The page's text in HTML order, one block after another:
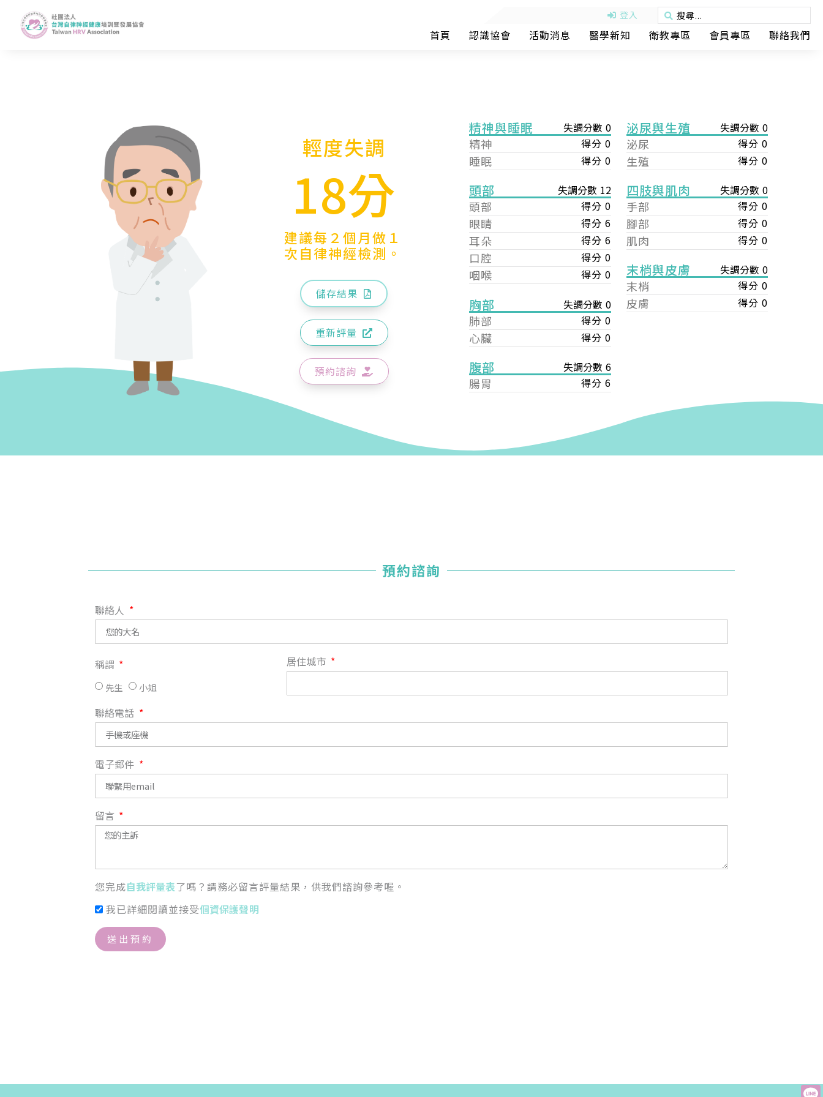
登入
首頁 認識協會 活動消息 醫學新知 衛教專區 會員專區 聯絡我們
輕度失調
18分
建議每２個月做１
次自律神經檢測。
儲存結果
重新評量
預約諮詢
精神與睡眠 失調分數 0
精神 得分 0
睡眠 得分 0
頭部 失調分數 12
頭部 得分 0
眼睛 得分 6
耳朵 得分 6
口腔 得分 0
咽喉 得分 0
胸部 失調分數 0
肺部 得分 0
心臟 得分 0
腹部 失調分數 6
腸胃 得分 6
泌尿與生殖 失調分數 0
泌尿 得分 0
生殖 得分 0
四肢與肌肉 失調分數 0
手部 得分 0
腳部 得分 0
肌肉 得分 0
末梢與皮膚 失調分數 0
末梢 得分 0
皮膚 得分 0
預約諮詢
聯絡人
稱謂
先生 小姐
居住城市
聯絡電話
電子郵件
留言
您完成自我評量表了嗎？請務必留言評量結果，供我們諮詢參考喔。
我已詳細閱讀並接受個資保護聲明
送出預約
您好，您的會員申請，已成功送出，經本協會理事會審核
【會費】
入會費新臺幣1200元，於會員入會時繳納；常年會費1200
元，於每年度繳納。
戶名: 社團法人台灣自律神經健康培訓暨發展協會